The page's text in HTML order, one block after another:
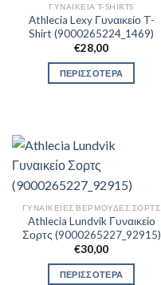
ΓΥΝΑΙΚΕΊΑ T-SHIRTS
Athlecia Lexy Γυναικείο T-
Shirt (9000265224_1469)
€28,00
ΠΕΡΙΣΣΟΤΕΡΑ
ΓΥΝΑΙΚΕΊΕΣ ΒΕΡΜΟΎΔΕΣ ΣΟΡΤΣ
Athlecia Lundvik Γυναικείο
Σορτς (9000265227_92915)
€30,00
ΠΕΡΙΣΣΟΤΕΡΑ